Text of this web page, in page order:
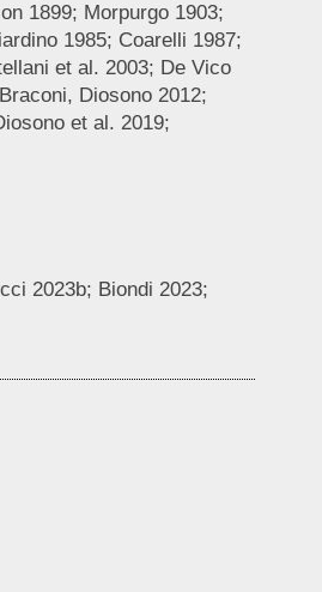
1899; Morpurgo 1903;
1985; Coarelli 1987;
et al. 2003; De Vico
Diosono 2012;
et al. 2019;
2023b; Biondi 2023;